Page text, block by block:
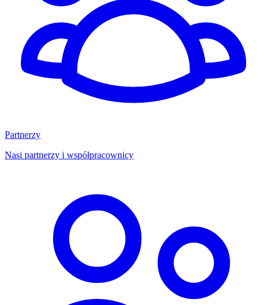
Partnerzy
Nasi partnerzy i współpracownicy